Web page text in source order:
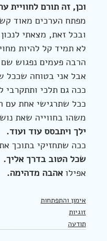
וכן, זה תורם לחוויית
מפתח הערכים מאוד
ובכל זאת, מצאתי
לא תמיד קל להיות
הרבה פעמים נפגוש שם
אבל אני בטוחה שככל
ככה גם תלכי ותתקרבי
ככל שתרגישי אחת עם
משהו בחווייה שאת
ילך ויתבסס עוד ועוד.
ככה שתחזיקי בתוכך
שכל הטוב בדרך אליך.
אפילו אהבה מדהימה.
אימון והתפתחות
זוגיות
תודעה